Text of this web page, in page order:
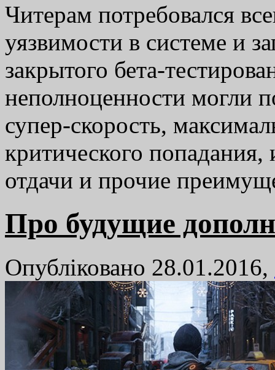
Читерам потребовался
уязвимости в системе и
закрытого бета-
неполноценности могли
супер-скорость,
критического попадания,
отдачи и прочие
Про будущие
Опубліковано 28.01.2016,